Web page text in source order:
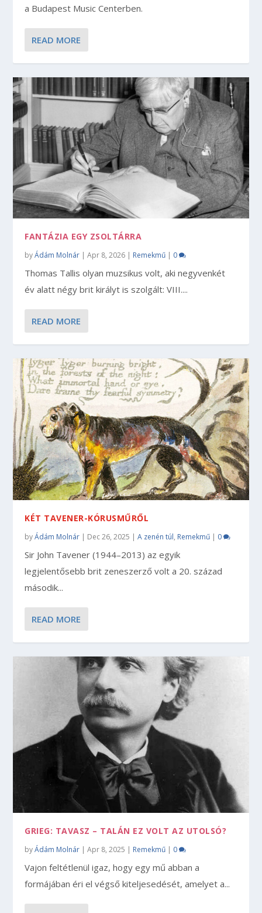
a Budapest Music Centerben.
READ MORE
FANTÁZIA EGY ZSOLTÁRRA
byÁdám Molnár |Apr 8, 2026 | Remekmű | 0
Thomas Tallis olyan muzsikus volt, aki negyvenkét
év alatt négy brit királyt is szolgált: VIII....
READ MORE
KÉT TAVENER-KÓRUSMŰRŐL
byÁdám Molnár | Dec 26, 2025 |A zenén túl, Remekmű | 0
Sir John Tavener (1944–2013) az egyik
legjelentősebb brit zeneszerző volt a 20. század
második...
READ MORE
GRIEG: TAVASZ – TALÁN EZ VOLT AZ UTOLSÓ?
byÁdám Molnár |Apr 8, 2025 Remekmű 0
Vajon feltétlenül igaz, hogy egy mű abban a
formájában éri el végső kiteljesedését, amelyet a...